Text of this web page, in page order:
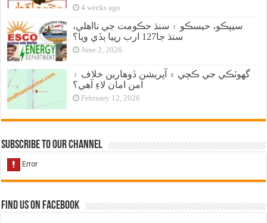
4 weeks ago
سيپڪو، حيسڪو ۽ سنڌ حڪومت جي نااهلي،
سنڌ جا127 ارب رپيا ٻڏي ويا؟
June 2, 2026
گهوٽڪي جي ڪچي ۾ آپريشن ڏوهارين خلاف ۽
امن امان لاءِ آهي؟
February 12, 2026
Subscribe to our Channel
Find us on Facebook